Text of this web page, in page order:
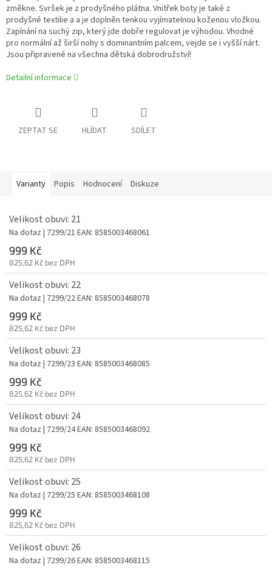
změkne. Svršek je z prodyšného plátna. Vnitřek boty je také z
prodyšné textilie a a je doplněn tenkou vyjímatelnou koženou vložkou.
Zapínání na suchý zip, který jde dobře regulovat je výhodou. Vhodné
pro normální až širší nohy s dominantním palcem, vejde se i vyšší nárt.
Jsou připravené na všechna dětská dobrodružství!
Detailní informace
ZEPTAT SE HLÍDAT SDÍLET
Varianty Popis Hodnocení Diskuze
Velikost obuvi: 21
Na dotaz | 7299/21 EAN: 8585003468061
999 Kč
825,62 Kč bez DPH
Velikost obuvi: 22
Na dotaz | 7299/22EAN: 8585003468078
999 Kč
825,62 Kč bez DPH
Velikost obuvi: 23
Na dotaz | 7299/23 EAN: 8585003468085
999 Kč
825,62 Kč bez DPH
Velikost obuvi: 24
Na dotaz | 7299/24EAN: 8585003468092
999 Kč
825,62 Kč bez DPH
Velikost obuvi: 25
Na dotaz | 7299/25 EAN: 8585003468108
999 Kč
825,62 Kč bez DPH
Velikost obuvi: 26
Na dotaz | 7299/26EAN: 8585003468115